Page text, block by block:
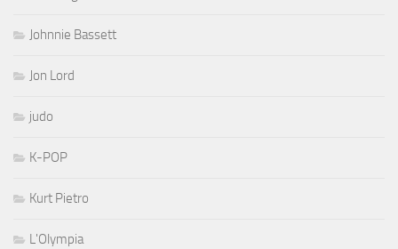
Johnnie Bassett
Jon Lord
judo
K-POP
Kurt Pietro
L'Olympia